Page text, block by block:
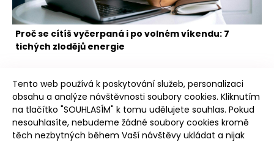
Proč se cítíš vyčerpaná i po volném víkendu: 7
tichých zlodějů energie
Poudree
Tento web používá k poskytování služeb, personalizaci
obsahu a analýze návštěvnosti soubory cookies. Kliknutím
na tlačítko "SOUHLASÍM" k tomu udělujete souhlas. Pokud
nesouhlasíte, nebudeme žádné soubory cookies kromě
těch nezbytných během Vaší návštěvy ukládat a nijak